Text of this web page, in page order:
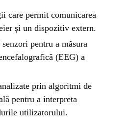
care permit comunicarea
și un dispozitiv extern.
pentru a măsura
(EEG) a
prin algoritmi de
pentru a interpreta
utilizatorului.
Senseo blocat?Afla cum îl
deja-vu? Află de ce se